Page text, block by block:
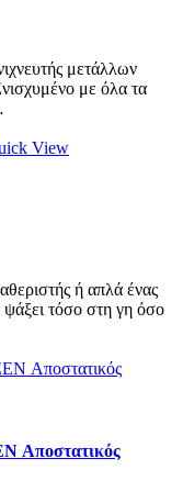
μετάλλων
με όλα τα
View
ή απλά ένας
ψάξει τόσο στη γη όσο
Αποστατικός